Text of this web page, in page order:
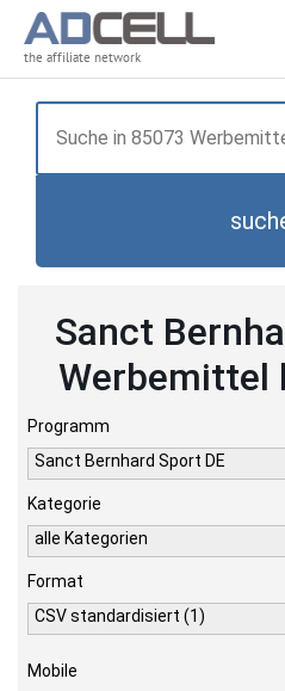
the affiliate network
Sanct
Werbemittel
Programm
Sanct Bernhard Sport DE
Kategorie
alle Kategorien
Format
CSV standardisiert (1)
Mobile